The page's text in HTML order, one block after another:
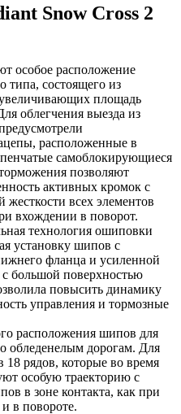
Snow Cross 2
особое расположение
типа, состоящего из
площадь
облегчения выезда из
расположенные в
самоблокирующиеся
позволяют
активных кромок с
всех элементов
вхождении в поворот.
технология ошиповки
установку шипов с
фланца и усиленной
с большой поверхностью
повысить динамику
управления и тормозные
расположения шипов для
обледенелым дорогам. Для
рядов, которые во время
особую траекторию с
в зоне контакта, как при
в повороте.